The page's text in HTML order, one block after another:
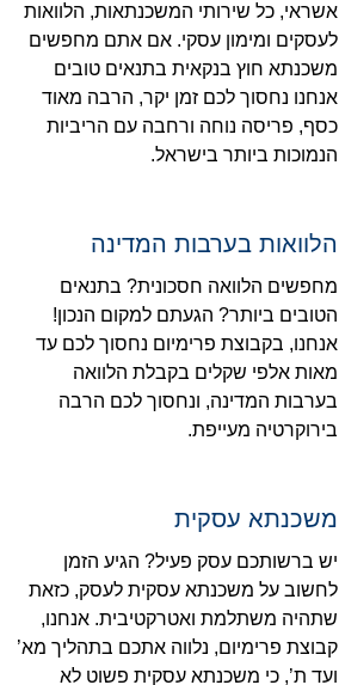
אשראי, כל שירותי המשכנתאות, הלוואות
לעסקים ומימון עסקי. אם אתם מחפשים
משכנתא חוץ בנקאית בתנאים טובים
אנחנו נחסוך לכם זמן יקר, הרבה מאוד
כסף, פריסה נוחה ורחבה עם הריביות
הנמוכות ביותר בישראל.
הלוואות בערבות המדינה
מחפשים הלוואה חסכונית? בתנאים
הטובים ביותר? הגעתם למקום הנכון!
אנחנו, בקבוצת פרימיום נחסוך לכם עד
מאות אלפי שקלים בקבלת הלוואה
בערבות המדינה, ונחסוך לכם הרבה
בירוקרטיה מעייפת.
משכנתא עסקית
יש ברשותכם עסק פעיל? הגיע הזמן
לחשוב על משכנתא עסקית לעסק, כזאת
שתהיה משתלמת ואטרקטיבית. אנחנו,
קבוצת פרימיום, נלווה אתכם בתהליך מא’
ועד ת’, כי משכנתא עסקית פשוט לא